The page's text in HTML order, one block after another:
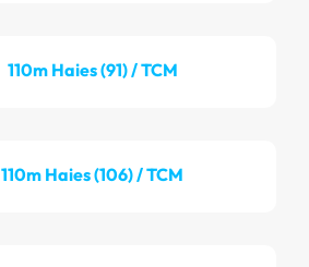
110m Haies (91) / TCM
110m Haies (106) / TCM